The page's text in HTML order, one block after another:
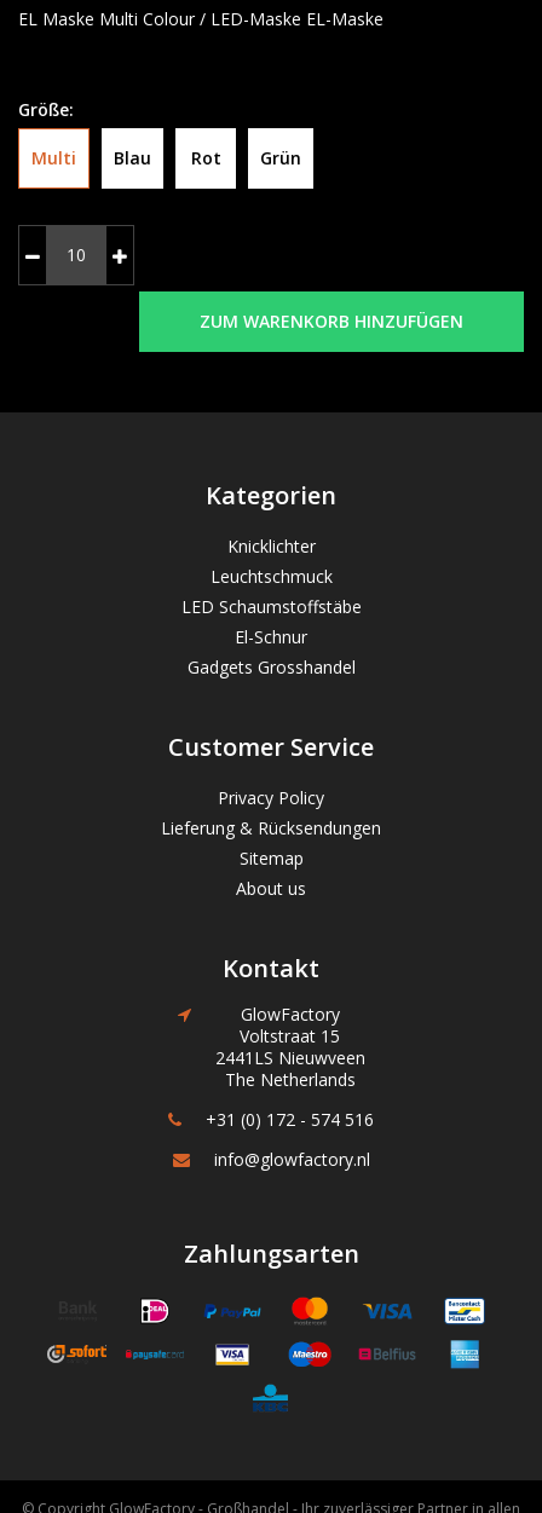
EL Maske Multi Colour / LED-Maske EL-Maske
Größe:
Multi Blau Rot Grün
ZUM WARENKORB HINZUFÜGEN
Kategorien
Knicklichter
Leuchtschmuck
LED Schaumstoffstäbe
El-Schnur
Gadgets Grosshandel
Customer Service
Privacy Policy
Lieferung & Rücksendungen
Sitemap
About us
Kontakt
GlowFactory
Voltstraat 15
2441LS Nieuwveen
The Netherlands
+31 (0) 172 - 574 516
info@glowfactory.nl
Zahlungsarten
© Copyright GlowFactory - Großhandel - Ihr zuverlässiger Partner in allen